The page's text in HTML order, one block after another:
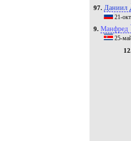
97. Даниил
21-
9. Манфред
25-